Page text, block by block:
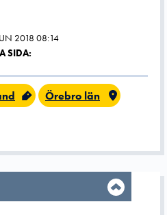
2018 08:14
SIDA:
Örebro län